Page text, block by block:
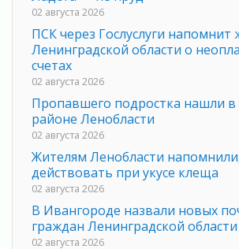
02 августа 2026
ПСК через Гослуслуги напомнит
Ленинградской области о
счетах
02 августа 2026
Пропавшего подростка нашли
районе Ленобласти
02 августа 2026
Жителям Ленобласти
действовать при укусе клеща
02 августа 2026
В Ивангороде назвали новых
граждан Ленинградской области
02 августа 2026